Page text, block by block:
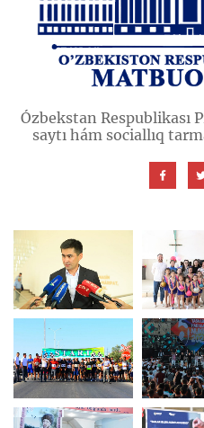
Ózbekstan
saytı hám sociallıq